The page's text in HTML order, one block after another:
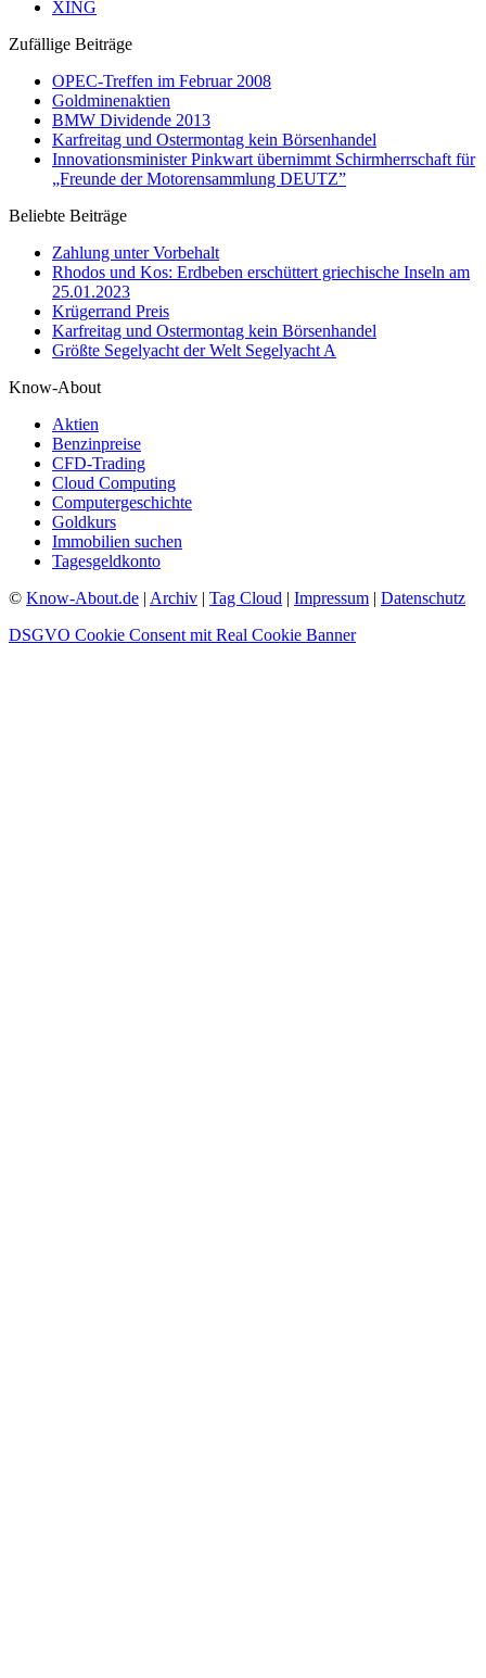
XING
Zufällige Beiträge
OPEC-Treffen im Februar 2008
Goldminenaktien
BMW Dividende 2013
Karfreitag und Ostermontag kein Börsenhandel
Innovationsminister Pinkwart übernimmt Schirmherrschaft für
„Freunde der Motorensammlung DEUTZ”
Beliebte Beiträge
Zahlung unter Vorbehalt
Rhodos und Kos: Erdbeben erschüttert griechische Inseln am
25.01.2023
Krügerrand Preis
Karfreitag und Ostermontag kein Börsenhandel
Größte Segelyacht der Welt Segelyacht A
Know-About
Aktien
Benzinpreise
CFD-Trading
Cloud Computing
Computergeschichte
Goldkurs
Immobilien suchen
Tagesgeldkonto
© Know-About.de | Archiv | Tag Cloud | Impressum | Datenschutz
DSGVO Cookie Consent mit Real Cookie Banner